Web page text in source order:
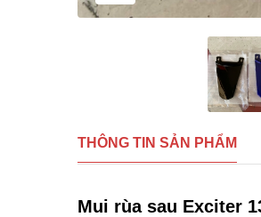
THÔNG TIN SẢN PHẨM
Mui rùa sau Exciter